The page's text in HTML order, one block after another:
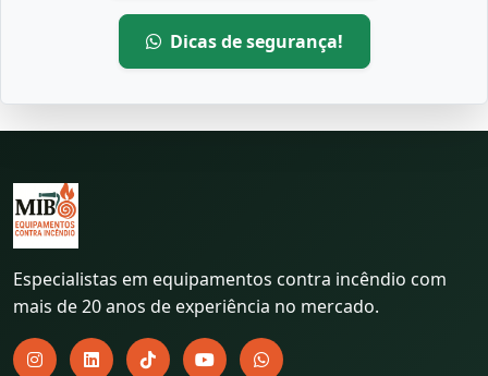
Dicas de segurança!
Especialistas em equipamentos contra incêndio com
mais de 20 anos de experiência no mercado.